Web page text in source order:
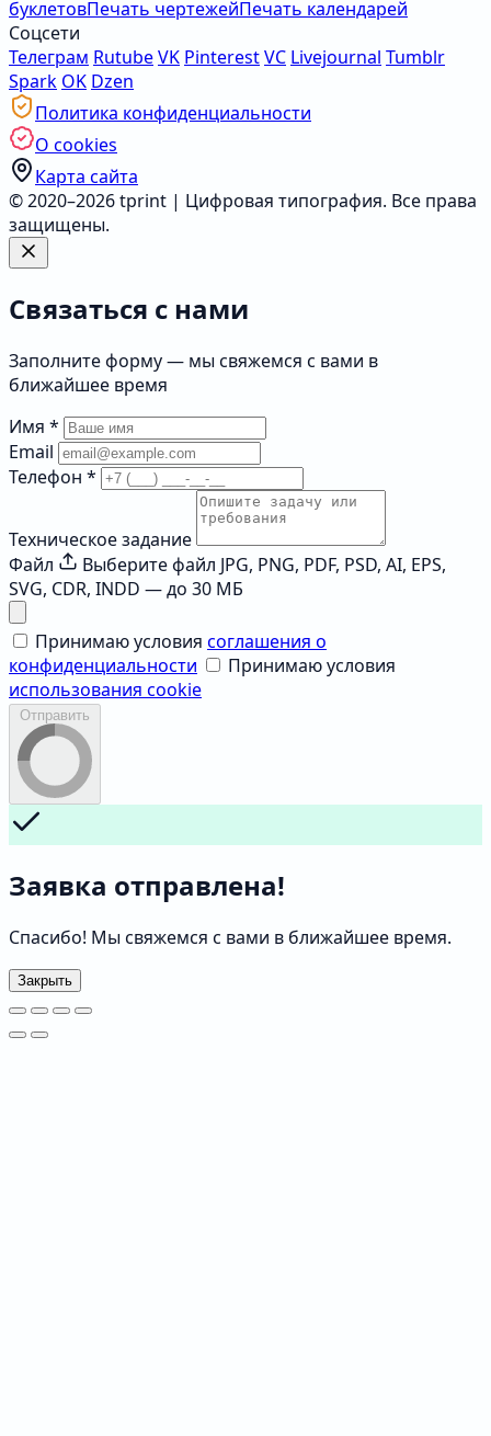
буклетовПечать чертежейПечать календарей
Соцсети
Телеграм RutubeVK PinterestVC Livejournal Tumblr
Spark OK Dzen
Политика конфиденциальности
О cookies
Карта сайта
© 2020–2026 tprint | Цифровая типография. Все права
защищены.
Связаться с нами
Заполните форму — мы свяжемся с вами в
ближайшее время
Имя *
Email
Телефон *
Техническое задание
Файл
Выберите файл JPG, PNG, PDF, PSD, AI, EPS,
SVG, CDR, INDD — до 30 МБ
Принимаю условия соглашения о
конфиденциальности
Принимаю условия
использования cookie
Отправить
Заявка отправлена!
Спасибо! Мы свяжемся с вами в ближайшее время.
Закрыть